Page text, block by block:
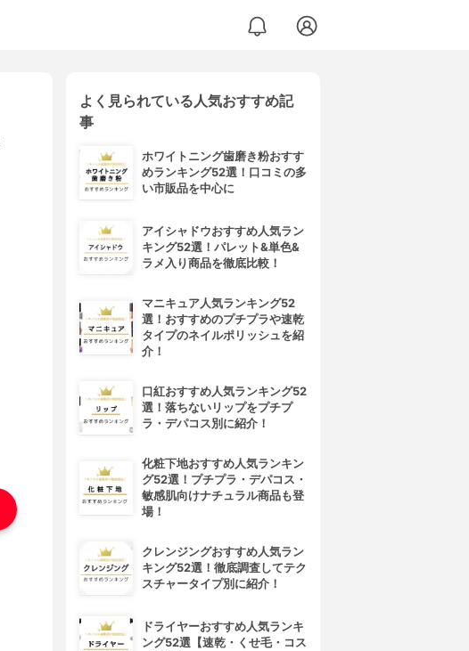
よく見られている人気おすすめ記
事
ホワイトニング歯磨き粉おすす
めランキング52選！口コミの多
い市販品を中心に
アイシャドウおすすめ人気ラン
キング52選！パレット&単色&
ラメ入り商品を徹底比較！
マニキュア人気ランキング52
選！おすすめのプチプラや速乾
タイプのネイルポリッシュを紹
介！
口紅おすすめ人気ランキング52
選！落ちないリップをプチプ
ラ・デパコス別に紹介！
化粧下地おすすめ人気ランキン
グ52選！プチプラ・デパコス・
敏感肌向けナチュラル商品も登
場！
クレンジングおすすめ人気ラン
キング52選！徹底調査してテク
スチャータイプ別に紹介！
ドライヤーおすすめ人気ランキ
ング52選【速乾・くせ毛・コス